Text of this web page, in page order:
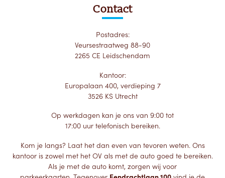
Contact
Postadres:
Veursestraatweg 88-90
2265 CE Leidschendam
Kantoor:
Europalaan 400, verdieping 7
3526 KS Utrecht
Op werkdagen kan je ons van 9:00 tot
17:00 uur telefonisch bereiken.
Kom je langs? Laat het dan even van tevoren weten. Ons
kantoor is zowel met het OV als met de auto goed te bereiken.
Als je met de auto komt, zorgen wij voor